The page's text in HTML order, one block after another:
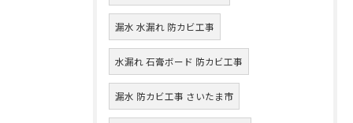
漏水 水漏れ 防カビ工事
水漏れ 石膏ボード 防カビ工事
漏水 防カビ工事 さいたま市